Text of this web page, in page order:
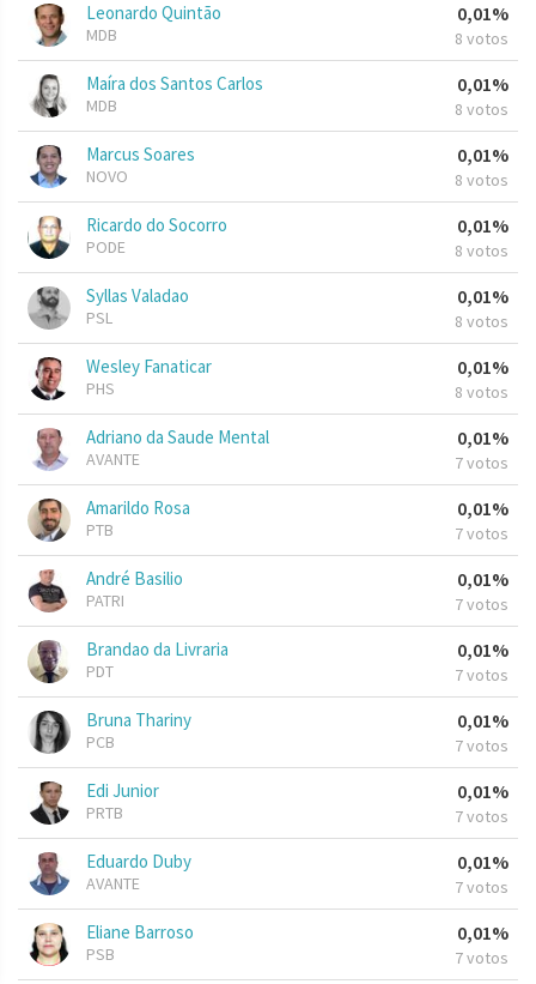
Leonardo Quintão
MDB
0,01%
8 votos
Maíra dos Santos Carlos
MDB
0,01%
8 votos
Marcus Soares
NOVO
0,01%
8 votos
Ricardo do Socorro
PODE
0,01%
8 votos
Syllas Valadao
PSL
0,01%
8 votos
Wesley Fanaticar
PHS
0,01%
8 votos
Adriano da Saude Mental
AVANTE
0,01%
7 votos
Amarildo Rosa
PTB
0,01%
7 votos
André Basilio
PATRI
0,01%
7 votos
Brandao da Livraria
PDT
0,01%
7 votos
Bruna Thariny
PCB
0,01%
7 votos
Edi Junior
PRTB
0,01%
7 votos
Eduardo Duby
AVANTE
0,01%
7 votos
Eliane Barroso
PSB
0,01%
7 votos